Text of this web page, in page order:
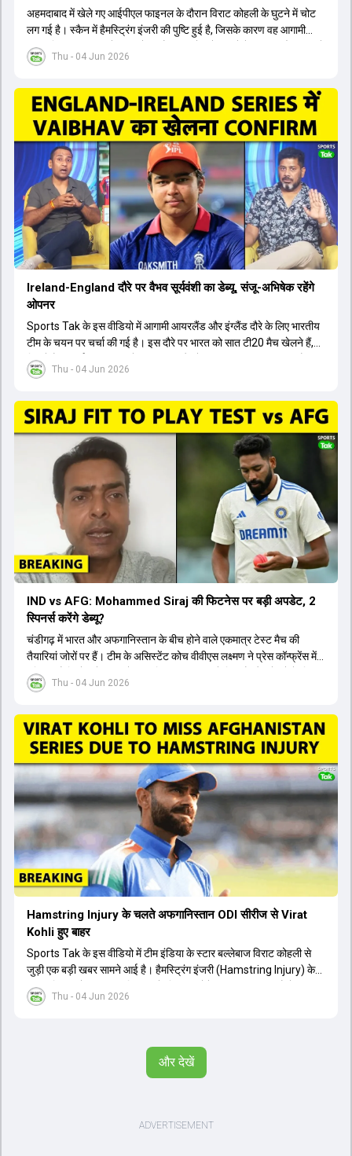
Thu - 04 Jun 2026
अहमदाबाद में खेले गए आईपीएल फाइनल के दौरान विराट कोहली के घुटने में चोट
लग गई है। स्कैन में हैमस्ट्रिंग इंजरी की पुष्टि हुई है, जिसके कारण वह आगामी
अफगानिस्तान सीरीज से बाहर हो गए हैं। इस चोट से उबरने में सामान्य तौर पर 4 से
12 हफ्ते का समय लग सकता है, और अगर सर्जरी की जरूरत पड़ी तो 3 से 5 महीने
सेंटर ऑफ एक्सीलेंस जाएंगे। इस गंभीर चोट के कारण 14 जुलाई से शुरू होने वाले
इंग्लैंड दौरे और आगामी वर्ल्ड कप में उनके खेलने पर सस्पेंस बन गया है। दूसरी
तरफ, आईपीएल में इम्पैक्ट प्लेयर के तौर पर खेलने वाले रोहित शर्मा को भी अभी तक
मेडिकल क्लीयरेंस नहीं मिली है। शनिवार को मुंबई में होने वाली चयन समिति की
बैठक में यह देखना अहम होगा कि क्या चयनकर्ता विराट कोहली को फिटनेस की शर्त
पर टीम में शामिल करते हैं या नहीं।
Thu - 04 Jun 2026
Ireland-England दौरे पर वैभव सूर्यवंशी का डेब्यू, संजू-अभिषेक रहेंगे
ओपनर
Sports Tak के इस वीडियो में आगामी आयरलैंड और इंग्लैंड दौरे के लिए भारतीय
टीम के चयन पर चर्चा की गई है। इस दौरे पर भारत को सात टी20 मैच खेलने हैं,
जिसमें वैभव सूर्यवंशी का टीम में चुना जाना और डेब्यू करना तय माना जा रहा है।
हालांकि, अभिषेक शर्मा और संजू सैमसन ही टीम के फर्स्ट चॉइस ओपनर बने रहेंगे,
नंबर तीन और श्रेयस अय्यर नंबर चार पर खेलेंगे। वहीं, रजत पाटीदार फिलहाल
टी20 टीम की योजना से बाहर हैं, लेकिन वह टेस्ट क्रिकेट में वापसी कर सकते हैं।
Thu - 04 Jun 2026
IND vs AFG: Mohammed Siraj की फिटनेस पर बड़ी अपडेट, 2
स्पिनर्स करेंगे डेब्यू?
चंडीगढ़ में भारत और अफगानिस्तान के बीच होने वाले एकमात्र टेस्ट मैच की
तैयारियां जोरों पर हैं। टीम के असिस्टेंट कोच वीवीएस लक्ष्मण ने प्रेस कॉन्फ्रेंस में
पुष्टि की है कि तेज गेंदबाज मोहम्मद सिराज पूरी तरह से फिट हैं और खेलने के लिए
उपलब्ध हैं। आईपीएल के दौरान लगी चोट के कारण उनके खेलने पर संदेह था,
सुथार और हर्ष दुबे को कुलदीप यादव और वाशिंगटन सुंदर के साथ प्लेइंग 11 में मौका
मिलने की प्रबल संभावना है। कप्तान शुभमन गिल विकेट की स्थिति को ध्यान में
रखते हुए अंतिम 11 का फैसला करेंगे। टीम में यशस्वी जायसवाल, केएल राहुल,
ऋषभ पंत और ध्रुव जुरेल जैसे खिलाड़ी भी शामिल हैं। यह टेस्ट मैच विश्व टेस्ट
चैंपियनशिप चक्र का हिस्सा नहीं है, लेकिन भारतीय टीम के लिए काफी महत्वपूर्ण
है। अंत में फैंस के सवालों का जवाब देते हुए टी20 कप्तानी और हेड कोच गौतम
गंभीर से जुड़ी जानकारी भी साझा की गई।
Thu - 04 Jun 2026
Hamstring Injury के चलते अफगानिस्तान ODI सीरीज से Virat
Kohli हुए बाहर
Sports Tak के इस वीडियो में टीम इंडिया के स्टार बल्लेबाज विराट कोहली से
जुड़ी एक बड़ी खबर सामने आई है। हैमस्ट्रिंग इंजरी (Hamstring Injury) के
कारण विराट कोहली अफगानिस्तान के खिलाफ होने वाली आगामी तीन मैचों की
वनडे सीरीज से बाहर हो गए हैं। भारत और अफगानिस्तान के बीच इस वनडे सीरीज
खत्म हुए आईपीएल में शानदार प्रदर्शन करने वाले विराट कोहली का इस सीरीज से
बाहर होना भारतीय फैंस के लिए एक बहुत बड़ा झटका है। यह वनडे सीरीज 2027
और देखें